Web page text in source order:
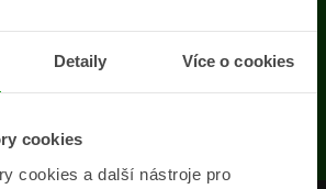
Detaily Více o cookies
cookies
cookies a další nástroje pro
chyba